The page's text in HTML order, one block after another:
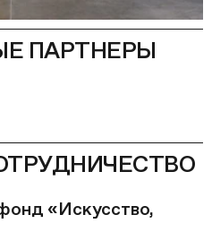
ПАРТНЕРЫ
«Искусство,